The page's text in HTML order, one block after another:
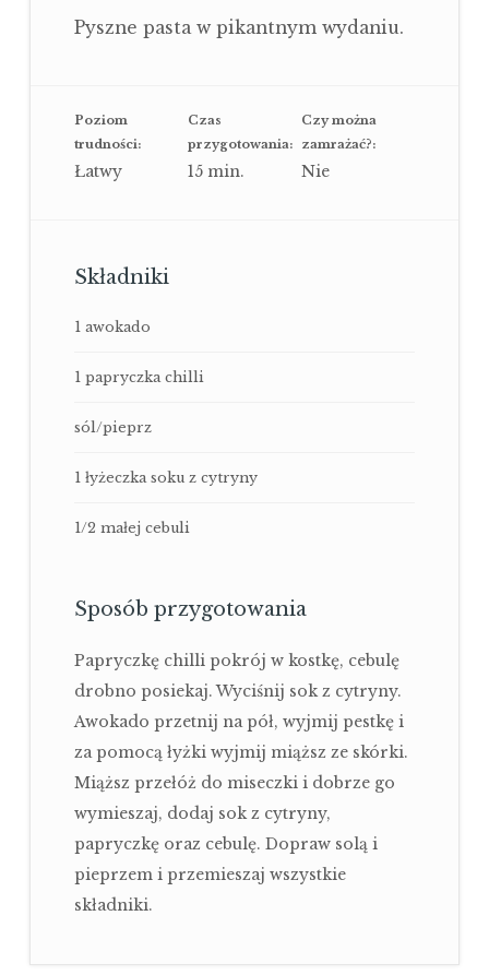
Pyszne pasta w pikantnym wydaniu.
Poziom
trudności:
Łatwy
Czas
przygotowania:
15min.
Czy można
zamrażać?:
Nie
Składniki
1 awokado
1 papryczka chilli
sól/pieprz
1 łyżeczka soku z cytryny
1/2 małej cebuli
Sposób przygotowania
Papryczkę chilli pokrój w kostkę, cebulę
drobno posiekaj. Wyciśnij sok z cytryny.
Awokado przetnij na pół, wyjmij pestkę i
za pomocą łyżki wyjmij miąższ ze skórki.
Miąższ przełóż do miseczki i dobrze go
wymieszaj, dodaj sok z cytryny,
papryczkę oraz cebulę. Dopraw solą i
pieprzem i przemieszaj wszystkie
składniki.